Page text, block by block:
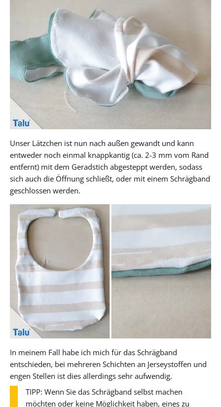
Unser Lätzchen ist nun nach außen gewandt und kann
entweder noch einmal knappkantig (ca. 2-3 mm vom Rand
entfernt) mit dem Geradstich abgesteppt werden, sodass
sich auch die Öffnung schließt, oder mit einem Schrägband
geschlossen werden.
In meinem Fall habe ich mich für das Schrägband
entschieden, bei mehreren Schichten an Jerseystoffen und
engen Stellen ist dies allerdings sehr aufwendig.
TIPP: Wenn Sie das Schrägband selbst machen
möchten oder keine Möglichkeit haben, eines zu